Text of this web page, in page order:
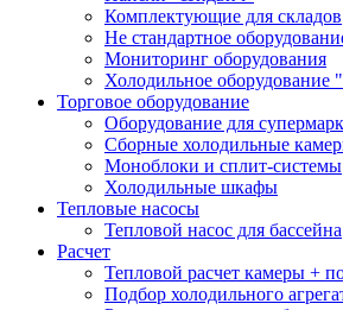
Комплектующие для складов
Не стандартное
Мониторинг оборудования
Холодильное оборудование
Торговое оборудование
Оборудование для
Сборные холодильные
Моноблоки и сплит-системы
Холодильные шкафы
Тепловые насосы
Тепловой насос для бассейна
Расчет
Тепловой расчет камеры +
Подбор холодильного